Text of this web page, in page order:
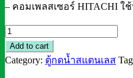
– คอมเพลสเซอร์ HITACHI ใ
ตู้
กด
น้ำ
Add to cart
Category: ตู้กดน้ำสแตนเลส